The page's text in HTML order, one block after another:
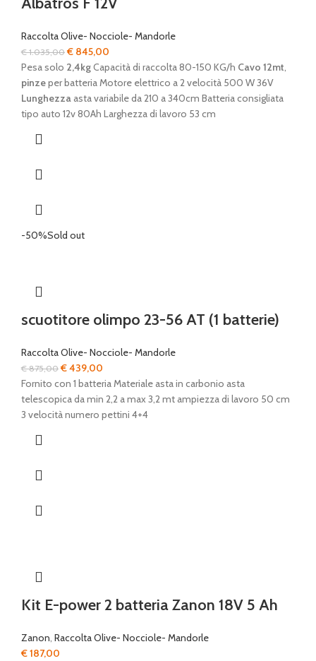
Raccolta Olive- Nocciole- Mandorle
€1.035,00Il
prezzo
originale
era:
€ 1.035,00.
€ 845,00
prezzo
attuale
è:
€ 845,00.
Pesa solo 2,4kgCapacità di raccolta 80-150 KG/h Cavo 12mt,
pinzeper batteria Motore elettrico a 2 velocità 500 W 36V
Lunghezza asta variabile da 210 a 340cm Batteria consigliata
tipo auto 12v 80Ah Larghezza di lavoro 53 cm
-50%Sold out
scuotitore olimpo 23-56 AT (1 batterie)
Raccolta Olive- Nocciole- Mandorle
€875,00Il
prezzo
originale
era:
€439,00
prezzo
attuale
è:
Fornito con 1 batteria Materiale asta in carbonio asta
telescopica da min 2,2 a max 3,2 mt ampiezza di lavoro 50 cm
3 velocità numero pettini 4+4
Kit E-power 2 batteria Zanon 18V 5 Ah
Zanon, Raccolta Olive- Nocciole- Mandorle
€187,00